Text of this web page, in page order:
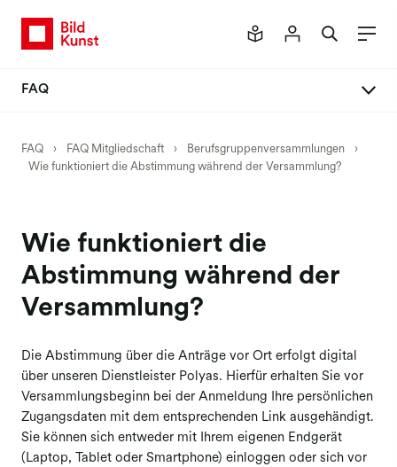
FAQ
Mitglied werden
Daten ändern
Passwort anfordern
Vertrag ändern
Rechtsnachfolge
Verlage & Bildagenturen
Berufsgruppenversammlungen
Mitgliederversammlung
FAQ › FAQ Mitgliedschaft › Berufsgruppenversammlungen
›
Wie funktioniert die Abstimmung während der Versammlung?
Wie funktioniert die
Abstimmung während der
Versammlung?
Die Abstimmung über die Anträge vor Ort erfolgt digital
über unseren Dienstleister Polyas. Hierfür erhalten Sie vor
Versammlungsbeginn bei der Anmeldung Ihre persönlichen
Zugangsdaten mit dem entsprechenden Link ausgehändigt.
Sie können sich entweder mit Ihrem eigenen Endgerät
(Laptop, Tablet oder Smartphone) einloggen oder sich vor